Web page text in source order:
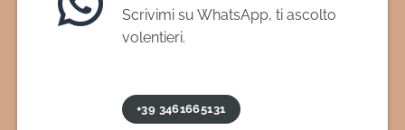
Scrivimi su WhatsApp, ti ascolto
volentieri.
+39 3461665131